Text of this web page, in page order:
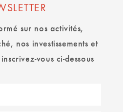
sur nos activités,
nos investissements et
vous ci-dessous